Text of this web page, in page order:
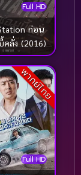
Full HD
ก่อน
คลั่ง (2016)
พากย์ไทย
Full HD